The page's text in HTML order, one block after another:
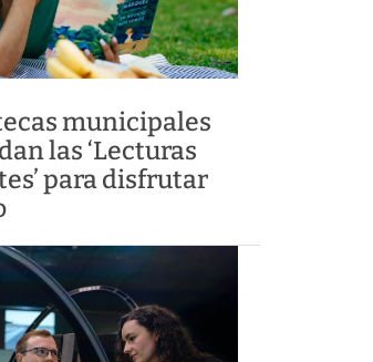
municipales
las ‘Lecturas
para disfrutar